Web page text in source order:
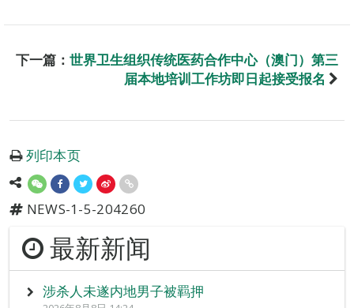
下一篇： 世界卫生组织传统医药合作中心（澳门）第三
届本地培训工作坊即日起接受报名
列印本页
NEWS-1-5-204260
最新新闻
涉杀人未遂内地男子被羁押